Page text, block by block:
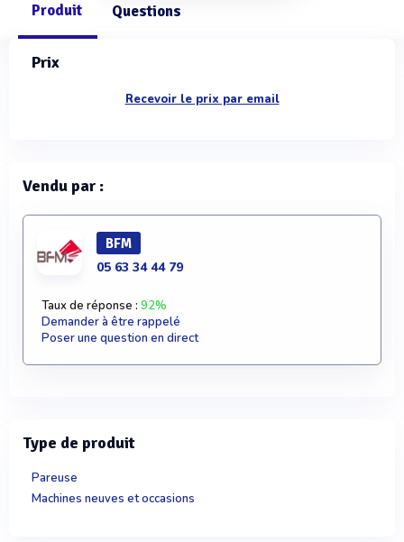
Produit Questions
Prix
Recevoir le prix par email
Vendu par :
BFM
05 63 34 44 79
Taux de réponse : 92%
Demander à être rappelé
Poser une question en direct
Type de produit
Pareuse
Machines neuves et occasions